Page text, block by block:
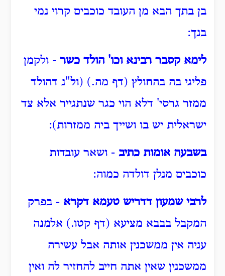
בן בתך הבא מן העובד כוכבים קרוי נמי
בנך:
לימא קסבר רבינא וכו' הולד כשר - ולקמן
פליגי בה בהחולץ (דף מה.) (ול"נ דהולד
ממזר גרסי' דלא הוי כגר שנתגייר אלא צד
ישראלית יש בו ושייך ביה ממזרות):
בשבעה אומות כתיב - ושאר עובדות
כוכבים מנלן דולדה כמוה:
לרבי שמעון דדריש טעמא דקרא - בפרק
המקבל בבבא מציעא (דף קטו.) אלמנה
עניה אין ממשכנין אותה אבל עשירה
ממשכנין שאין אתה חייב להחזיר לה ואין